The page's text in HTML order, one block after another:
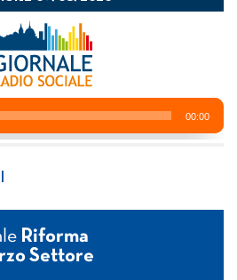
Riforma
Settore